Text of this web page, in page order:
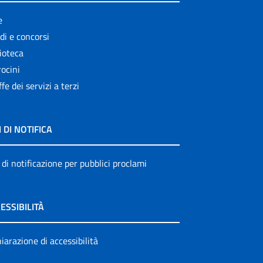
e concorsi
dei servizi a terzi
DI NOTIFICA
notificazione per pubblici proclami
di accessibilità